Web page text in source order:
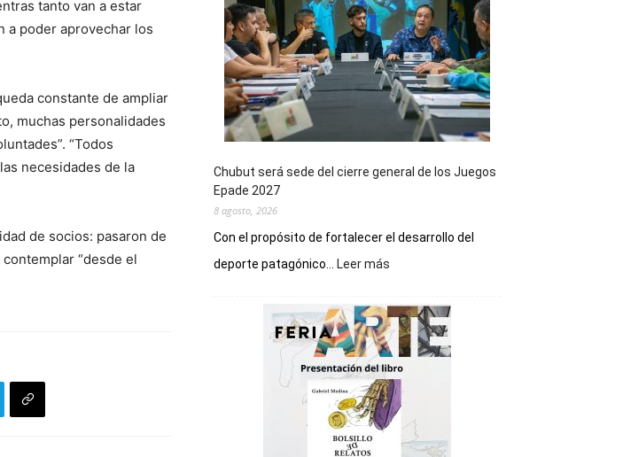
tanto van a estar
a poder aprovechar los
constante de ampliar
muchas personalidades
“Todos
necesidades de la
de socios: pasaron de
“desde el
Chubut será sede del cierre general de los Juegos
Epade 2027
8 agosto, 2026
Con el propósito de fortalecer el desarrollo del
deporte patagónico...
Leer más
sede
del
cierre
general
de
los
Juegos
Epade